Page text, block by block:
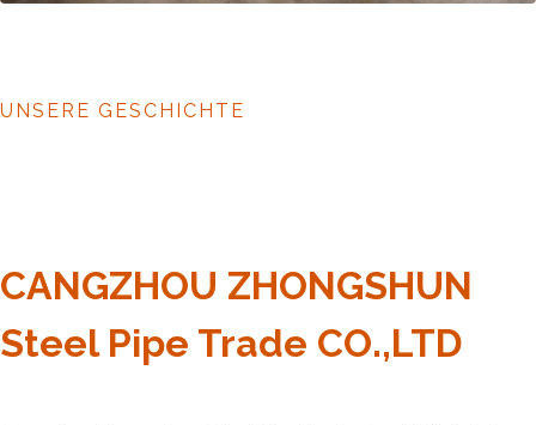
UNSERE GESCHICHTE
CANGZHOU ZHONGSHUN
Steel Pipe Trade CO.,LTD